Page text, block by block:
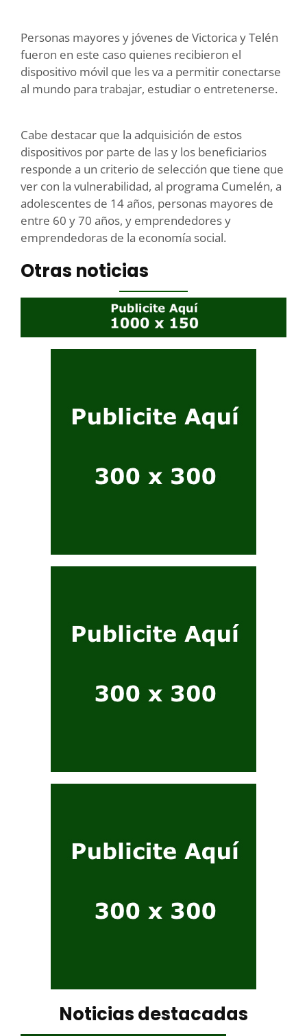
Personas mayores y jóvenes de Victorica y Telén
fueron en este caso quienes recibieron el
dispositivo móvil que les va a permitir conectarse
al mundo para trabajar, estudiar o entretenerse.
Cabe destacar que la adquisición de estos
dispositivos por parte de las y los beneficiarios
responde a un criterio de selección que tiene que
ver con la vulnerabilidad, al programa Cumelén, a
adolescentes de 14 años, personas mayores de
entre 60 y 70 años, y emprendedores y
emprendedoras de la economía social.
Otras noticias
Noticias destacadas